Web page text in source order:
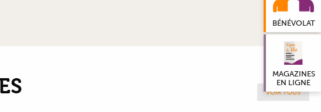
BÉNÉVOLAT
MAGAZINES
EN LIGNE
VOIR TOUS